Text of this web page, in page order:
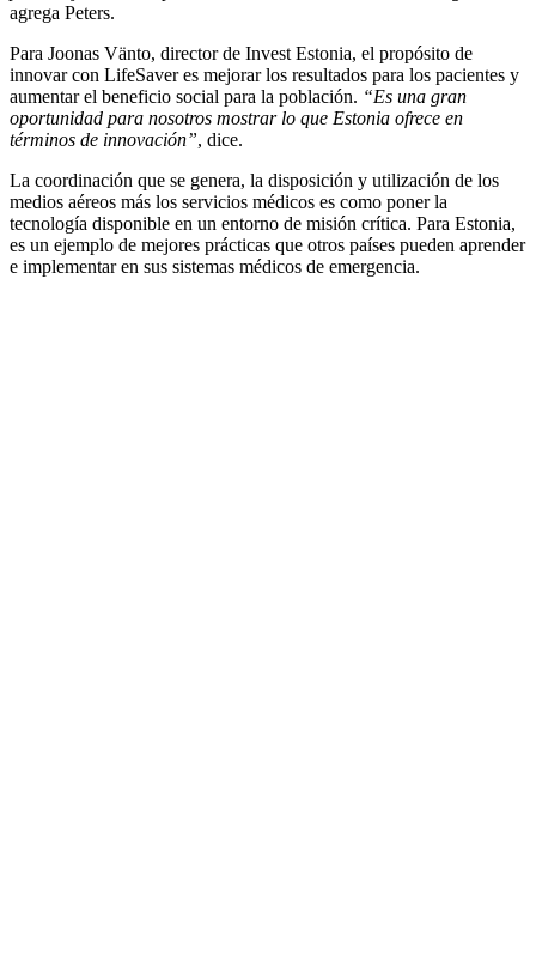
agrega Peters.
Para Joonas Vänto, director de Invest Estonia, el propósito de
innovar con LifeSaver es mejorar los resultados para los pacientes y
aumentar el beneficio social para la población. “Es una gran
oportunidad para nosotros mostrar lo que Estonia ofrece en
términos de innovación”, dice.
La coordinación que se genera, la disposición y utilización de los
medios aéreos más los servicios médicos es como poner la
tecnología disponible en un entorno de misión crítica. Para Estonia,
es un ejemplo de mejores prácticas que otros países pueden aprender
e implementar en sus sistemas médicos de emergencia.